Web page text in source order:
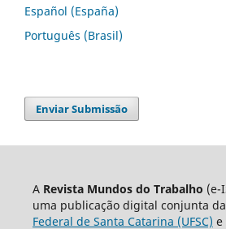
Español (España)
Português (Brasil)
Enviar Submissão
A Revista Mundos do Trabalho (e-
uma publicação digital conjunta da
Federal de Santa Catarina (UFSC) e